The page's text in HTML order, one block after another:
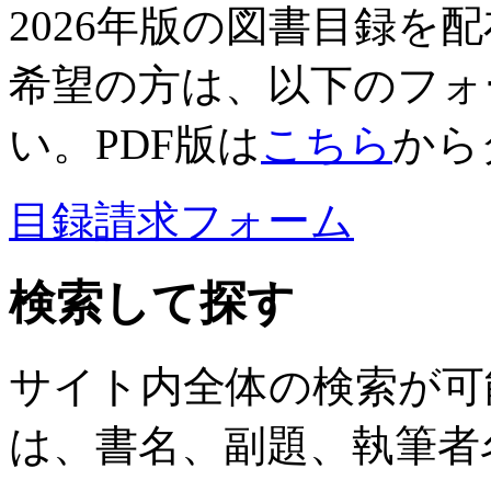
2026年版の図書目録を
希望の方は、以下のフ
い。PDF版はこちらか
目録請求フォーム
検索して探す
サイト内全体の検索が
は、書名、副題、執筆